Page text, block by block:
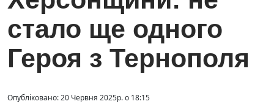
стало ще одного
Героя з Тернополя
Опубліковано: 20 Червня 2025р. о 18:15